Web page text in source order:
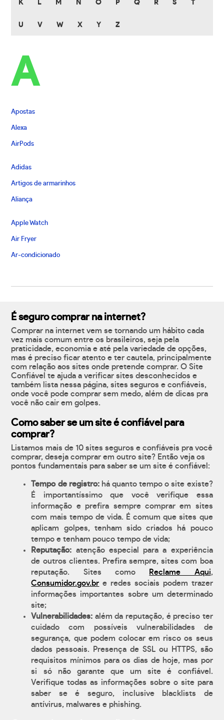
K L M N O P Q R S T
U V W X Y Z
A
Apostas
Alexa
AirPods
Adidas
Artigos de armarinhos
Aliança
Apple Watch
Air Fryer
Ar-condicionado
É seguro comprar na internet?
Comprar na internet vem se tornando um hábito cada
vez mais comum entre os brasileiros, seja pela
praticidade, economia e até pela variedade de opções,
mas é preciso ficar atento e ter cautela, principalmente
com relação aos sites onde pretende comprar. O Site
Confiável te ajuda a verificar sites desconhecidos e
também lista nessa página, sites seguros e confiáveis,
onde você pode comprar sem medo, além de dicas pra
você não cair em golpes.
Como saber se um site é confiável para
comprar?
Listamos mais de 10 sites seguros e confiáveis pra você
comprar, deseja comprar em outro site? Então veja os
pontos fundamentais para saber se um site é confiável:
Tempo de registro:há quanto tempo o site existe?
É importantíssimo que você verifique essa
informação e prefira sempre comprar em sites
com mais tempo de vida. É comum que sites que
aplicam golpes, tenham sido criados há pouco
tempo e tenham pouco tempo de vida;
Reputação: atenção especial para a experiência
de outros clientes. Prefira sempre, sites com boa
reputação. Sites como
Reclame Aqui,
Consumidor.gov.br e redes sociais podem trazer
informações importantes sobre um determinado
site;
Vulnerabilidades: além da reputação, é preciso ter
cuidado com possíveis vulnerabilidades de
segurança, que podem colocar em risco os seus
dados pessoais. Presença de SSL ou HTTPS, são
requisitos mínimos para os dias de hoje, mas por
si só não garante que um site é confiável.
Verifique todas as informações sobre o site para
saber se é seguro, inclusive blacklists de
antívirus, malwares e phishing.